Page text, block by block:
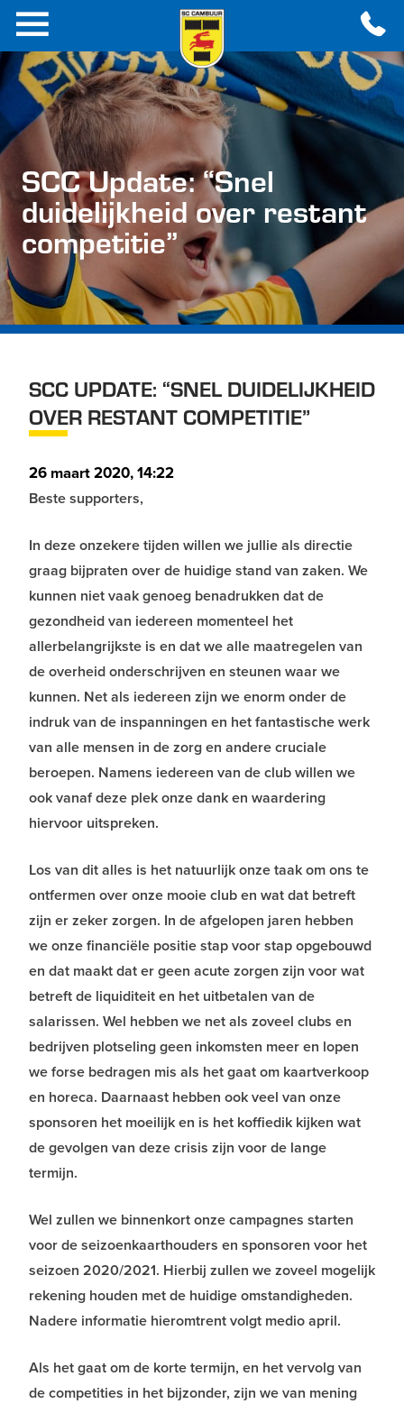
SCC Update: “Snel
duidelijkheid over restant
competitie”
SCC UPDATE: “SNEL DUIDELIJKHEID
OVER RESTANT COMPETITIE”
26 maart 2020, 14:22
Beste supporters,
In deze onzekere tijden willen we jullie als directie
graag bijpraten over de huidige stand van zaken. We
kunnen niet vaak genoeg benadrukken dat de
gezondheid van iedereen momenteel het
allerbelangrijkste is en dat we alle maatregelen van
de overheid onderschrijven en steunen waar we
kunnen. Net als iedereen zijn we enorm onder de
indruk van de inspanningen en het fantastische werk
van alle mensen in de zorg en andere cruciale
beroepen. Namens iedereen van de club willen we
ook vanaf deze plek onze dank en waardering
hiervoor uitspreken.
Los van dit alles is het natuurlijk onze taak om ons te
ontfermen over onze mooie club en wat dat betreft
zijn er zeker zorgen. In de afgelopen jaren hebben
we onze financiële positie stap voor stap opgebouwd
en dat maakt dat er geen acute zorgen zijn voor wat
betreft de liquiditeit en het uitbetalen van de
salarissen. Wel hebben we net als zoveel clubs en
bedrijven plotseling geen inkomsten meer en lopen
we forse bedragen mis als het gaat om kaartverkoop
en horeca. Daarnaast hebben ook veel van onze
sponsoren het moeilijk en is het koffiedik kijken wat
de gevolgen van deze crisis zijn voor de lange
termijn.
Wel zullen we binnenkort onze campagnes starten
voor de seizoenkaarthouders en sponsoren voor het
seizoen 2020/2021. Hierbij zullen we zoveel mogelijk
rekening houden met de huidige omstandigheden.
Nadere informatie hieromtrent volgt medio april.
Als het gaat om de korte termijn, en het vervolg van
de competities in het bijzonder, zijn we van mening